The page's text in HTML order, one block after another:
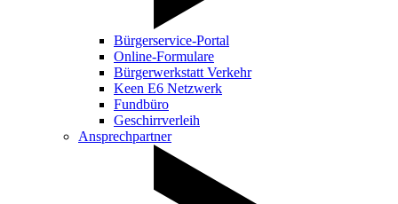
Bürgerservice-Portal
Online-Formulare
Bürgerwerkstatt Verkehr
Keen E6 Netzwerk
Fundbüro
Geschirrverleih
Ansprechpartner